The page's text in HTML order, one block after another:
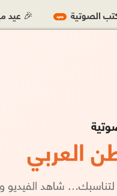
الصوتية جديد 🎉 عيد